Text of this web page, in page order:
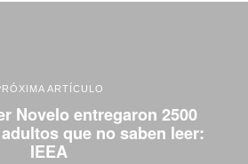
ARTÍCULO
Novelo entregaron 2500
que no saben leer:
IEEA